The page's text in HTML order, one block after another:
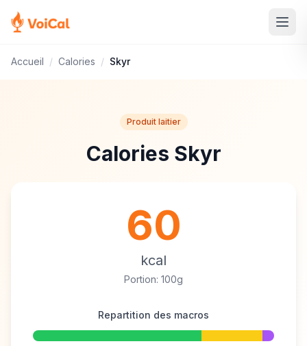
Accueil / Calories / Skyr
Produit laitier
Calories Skyr
60
kcal
Portion: 100g
Repartition des macros